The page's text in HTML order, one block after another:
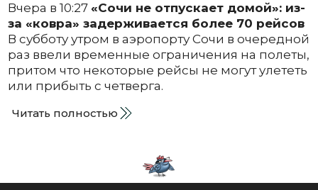
Вчера в 10:27 «Сочи не отпускает домой»: из-
за «ковра» задерживается более 70 рейсов
В субботу утром в аэропорту Сочи в очередной
раз ввели временные ограничения на полеты,
притом что некоторые рейсы не могут улететь
или прибыть с четверга.
Читать полностью